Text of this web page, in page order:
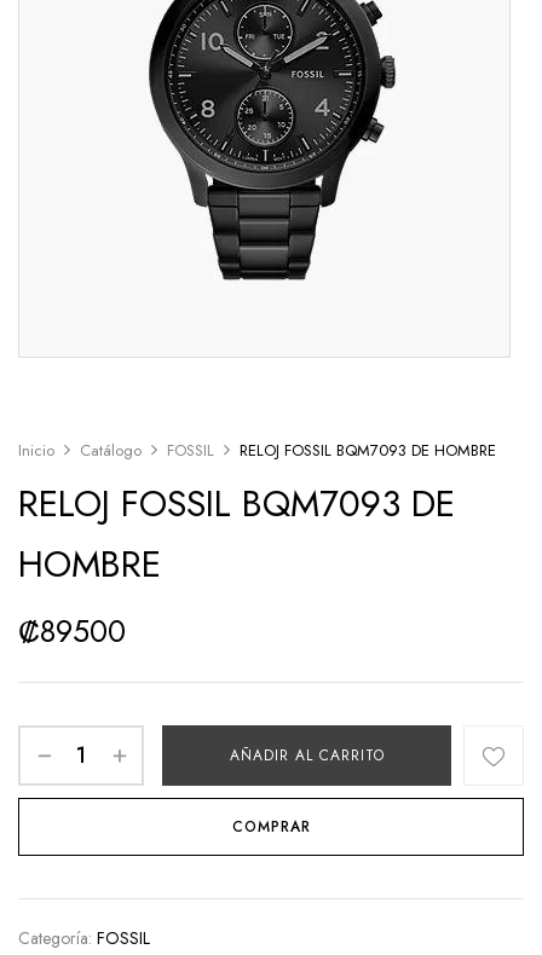
Inicio Catálogo FOSSIL RELOJ FOSSIL BQM7093 DE HOMBRE
RELOJ FOSSIL BQM7093 DE
HOMBRE
₡89500
AÑADIR AL CARRITO
COMPRAR
Categoría: FOSSIL